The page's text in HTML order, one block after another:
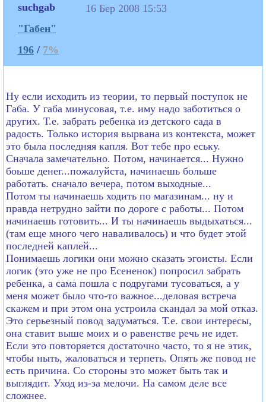
suchgab
"Габен"
196 / 7%
16 Бер 2008 15:53
Ну если исходить из теории, то первый поступок не
Габа. У габа минусовая, т.е. иму надо заботиться о
других. Т.е. забрать ребенка из детского сада в
радость. Только история вырвана из контекста, может
это была последняя капля. Вот тебе про еську.
Сначала замечательно. Потом, начинается... Нужно
боьше денег...пожалуйста, начинаешь больше
работать. сначало вечера, потом выходные...
Потом ты начинаешь ходить по магазинам... ну и
правда нетрудно зайти по дороге с работы... Потом
начинаешь готовить... И ты начинаешь выдыхаться...
(там еще много чего наваливалось) и что будет этой
последней каплей...
Понимаешь логики они можно сказать эгоисты. Если
логик (это уже не про Есененок) попросил забрать
ребенка, а сама пошла с подругами тусоваться, а у
меня может было что-то важное...деловая встреча
скажем и при этом она устроила скандал за мой отказ.
Это серьезный повод задуматься. Т.е. свои интересы,
она ставит выше моих и о равенстве речь не идет.
Если это повторяется достаточно часто, то я не этик,
чтобы ныть, жаловаться и терпеть. Опять же повод не
есть причина. Со стороны это может быть так и
выглядит. Уход из-за мелочи. На самом деле все
сложнее.